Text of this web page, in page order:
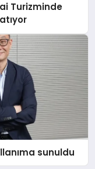
Turizminde
sunuldu